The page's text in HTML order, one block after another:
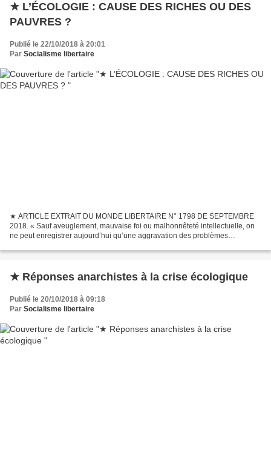
★ L’ÉCOLOGIE : CAUSE DES RICHES OU DES
PAUVRES ?
Publié le 22/10/2018 à 20:01
Par Socialisme libertaire
★ ARTICLE EXTRAIT DU MONDE LIBERTAIRE N° 1798 DE SEPTEMBRE
2018. « Sauf aveuglement, mauvaise foi ou malhonnêteté intellectuelle, on
ne peut enregistrer aujourd’hui qu’une aggravation des problèmes
★ Réponses anarchistes à la crise écologique
Publié le 20/10/2018 à 09:18
Par Socialisme libertaire